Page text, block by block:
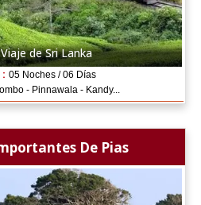
de Sri Lanka
05 Noches / 06 Días
- Pinnawala - Kandy...
De Pias